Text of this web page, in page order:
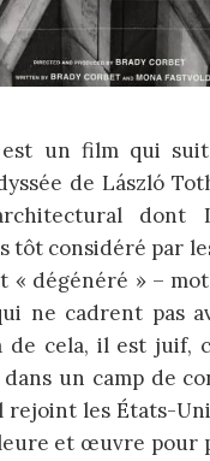
un film qui
de László
dont
tôt considéré par
« dégénéré » –
ne cadrent pas
de cela, il est juif,
un camp de
les États-
et œuvre pour